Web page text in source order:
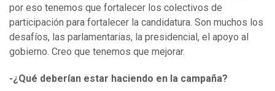
por eso tenemos que fortalecer los colectivos de
participación para fortalecer la candidatura. Son muchos los
desafíos, las parlamentarias, la presidencial, el apoyo al
gobierno. Creo que tenemos que mejorar.
-¿Qué deberían estar haciendo en la campaña?